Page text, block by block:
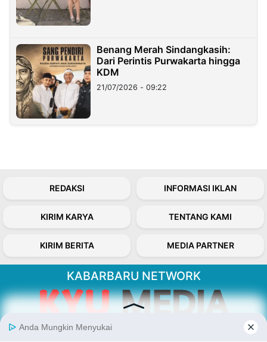
Benang Merah Sindangkasih:
Dari Perintis Purwakarta hingga
KDM
21/07/2026 - 09:22
REDAKSI INFORMASI IKLAN
KIRIM KARYA TENTANG KAMI
KIRIM BERITA MEDIA PARTNER
KABARBARU NETWORK